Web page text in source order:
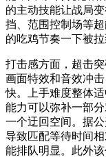
的主动技能让战局
挡、范围控制场等
的吃鸡节奏一下被
打击感方面，超击
画面特效和音效冲
快。上手难度整体
能力可以弥补一部
一个迂回空间。据
导致匹配等待时间
能排队明显。此外